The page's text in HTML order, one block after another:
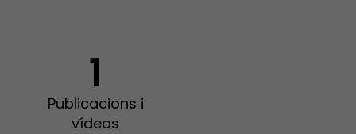
1
Publicacions i
vídeos